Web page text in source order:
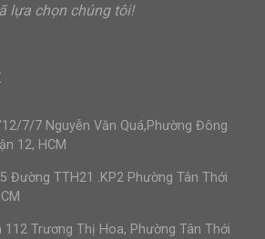
lựa chọn chúng tôi!
7/7 Nguyễn Văn Quá,Phường Đông
12, HCM
Đường TTH21 .KP2 Phường Tân Thới
112 Trương Thị Hoa, Phường Tân Thới